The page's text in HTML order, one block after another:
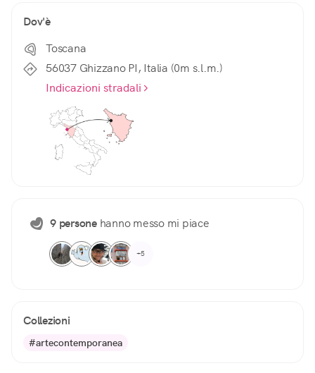
Dov'è
Toscana
56037 Ghizzano PI, Italia (0m s.l.m.)
Indicazioni stradali
9 personehanno messo mi piace
+5
Collezioni
#artecontemporanea